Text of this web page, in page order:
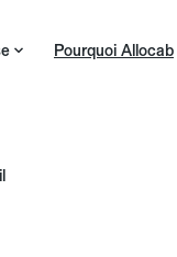
Pourquoi Allocab